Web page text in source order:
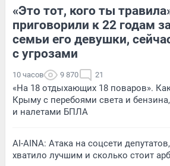
«Это тот, кого ты
приговорили к 22 годам
семьи его девушки,
с угрозами
10 часов 9 870 21
«На 18 отдыхающих 18 поваров».
Крыму с перебоями света и
и налетами БПЛА
AI-AINA: Атака на соцсети
хватило лучшим и сколько стоит